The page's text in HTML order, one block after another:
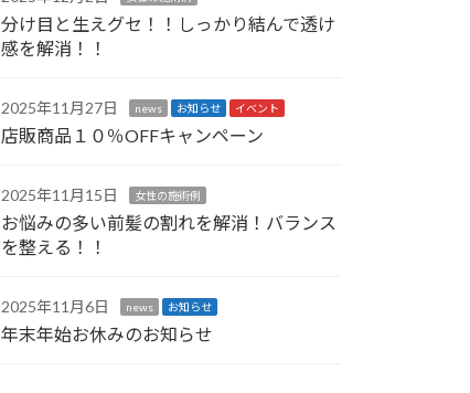
分け目と生えグセ！！しっかり結んで透け
感を解消！！
2025年11月27日 news お知らせ イベント
店販商品１０％OFFキャンペーン
2025年11月15日 女性の施術例
お悩みの多い前髪の割れを解消！バランス
を整える！！
2025年11月6日 news お知らせ
年末年始お休みのお知らせ